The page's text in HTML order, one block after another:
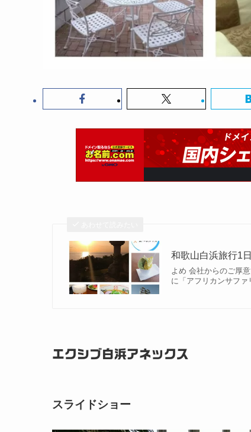
和歌山白浜旅行1
よめ 会社からのご厚
に「アフリカンサフ
エクシブ白浜アネックス
スライドショー